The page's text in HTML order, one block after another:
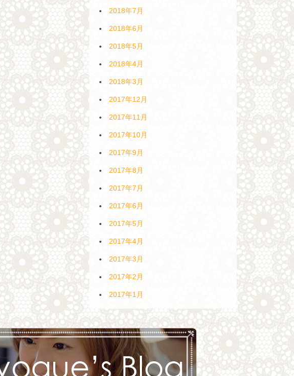
2018年7月
2018年6月
2018年5月
2018年4月
2018年3月
2017年12月
2017年11月
2017年10月
2017年9月
2017年8月
2017年7月
2017年6月
2017年5月
2017年4月
2017年3月
2017年2月
2017年1月